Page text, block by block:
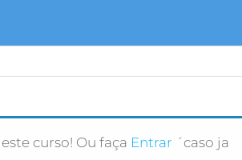
curso! Ou faça Entrar ´caso ja